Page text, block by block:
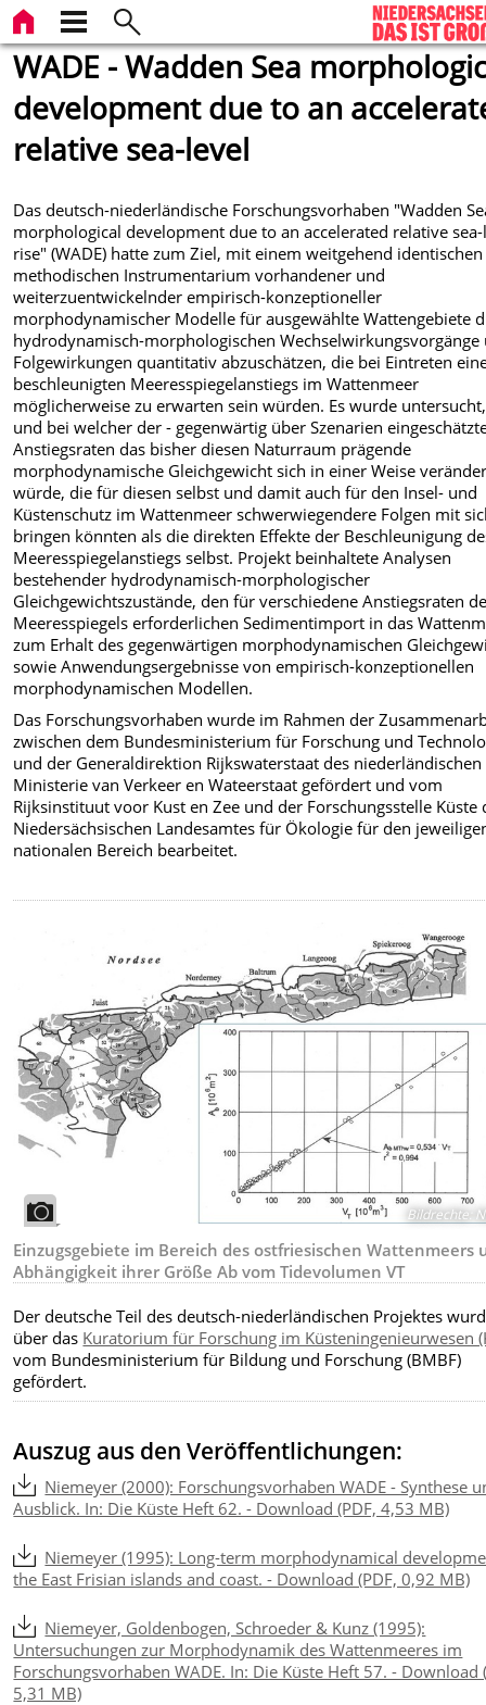
WADE - Wadden Sea
development due to an
relative sea-level
Das deutsch-niederländische Forschungsvorhaben "Wadden
morphological development due to an accelerated relative
rise" (WADE) hatte zum Ziel, mit einem weitgehend identischen
methodischen Instrumentarium vorhandener und
weiterzuentwickelnder empirisch-konzeptioneller
morphodynamischer Modelle für ausgewählte Wattengebiete
hydrodynamisch-morphologischen Wechselwirkungsvorgänge
Folgewirkungen quantitativ abzuschätzen, die bei Eintreten
beschleunigten Meeresspiegelanstiegs im Wattenmeer
möglicherweise zu erwarten sein würden. Es wurde
und bei welcher der - gegenwärtig über Szenarien
Anstiegsraten das bisher diesen Naturraum prägende
morphodynamische Gleichgewicht sich in einer Weise
würde, die für diesen selbst und damit auch für den Insel- und
Küstenschutz im Wattenmeer schwerwiegendere Folgen mit
bringen könnten als die direkten Effekte der Beschleunigung
Meeresspiegelanstiegs selbst. Projekt beinhaltete Analysen
bestehender hydrodynamisch-morphologischer
Gleichgewichtszustände, den für verschiedene Anstiegsraten
Meeresspiegels erforderlichen Sedimentimport in das
zum Erhalt des gegenwärtigen morphodynamischen
sowie Anwendungsergebnisse von empirisch-konzeptionellen
morphodynamischen Modellen.
Das Forschungsvorhaben wurde im Rahmen der
zwischen dem Bundesministerium für Forschung und
und der Generaldirektion Rijkswaterstaat des niederländischen
Ministerie van Verkeer en Wateerstaat gefördert und vom
Rijksinstituut voor Kust en Zee und der Forschungsstelle Küste
Niedersächsischen Landesamtes für Ökologie für den
nationalen Bereich bearbeitet.
Bildrechte:
Einzugsgebiete im Bereich des ostfriesischen Wattenmeers
Abhängigkeit ihrer Größe Ab vom Tidevolumen VT
Der deutsche Teil des deutsch-niederländischen Projektes
über das Kuratorium für Forschung im Küsteningenieurwesen
vom Bundesministerium für Bildung und Forschung (BMBF)
gefördert.
Auszug aus den Veröffentlichungen:
Niemeyer (2000): Forschungsvorhaben WADE - Synthese
Ausblick. In: Die Küste Heft 62. - Download (PDF, 4,53 MB)
Niemeyer (1995): Long-term morphodynamical
the East Frisian islands and coast. - Download (PDF, 0,92 MB)
Niemeyer, Goldenbogen, Schroeder & Kunz (1995):
Untersuchungen zur Morphodynamik des Wattenmeeres im
Forschungsvorhaben WADE. In: Die Küste Heft 57. - Download
5,31 MB)